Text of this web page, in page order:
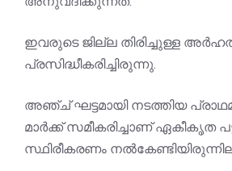
ഇവരുടെ ജില്ല തിരിച്ചുള്ള
പ്രസിദ്ധീകരിച്ചിരുന്നു.
അഞ്ച് ഘട്ടമായി നടത്തിയ
മാർക്ക് സമീകരിച്ചാണ് ഏകീകൃത
സ്ഥിരീകരണം